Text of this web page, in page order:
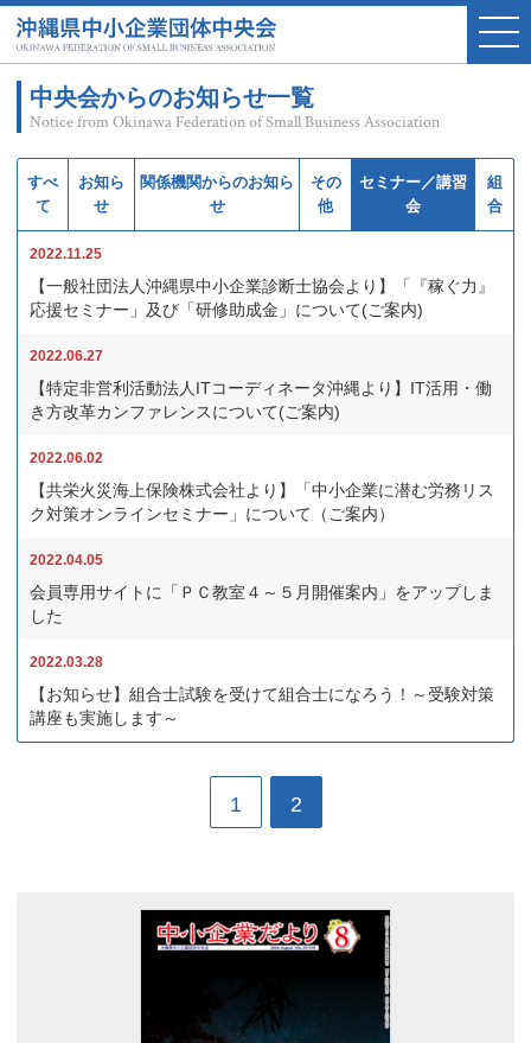
中央会からのお知らせ一覧
Notice from Okinawa Federation of Small Business Association
すべ
て
お知ら
せ
関係機関からのお知ら
せ
その
他
セミナー／講習
会
組
合
2022.11.25
【一般社団法人沖縄県中小企業診断士協会より】「『稼ぐ力』
応援セミナー」及び「研修助成金」について(ご案内)
2022.06.27
【特定非営利活動法人ITコーディネータ沖縄より】IT活用・働
き方改革カンファレンスについて(ご案内)
2022.06.02
【共栄火災海上保険株式会社より】「中小企業に潜む労務リス
ク対策オンラインセミナー」について（ご案内）
2022.04.05
会員専用サイトに「ＰＣ教室４～５月開催案内」をアップしま
した
2022.03.28
【お知らせ】組合士試験を受けて組合士になろう！～受験対策
講座も実施します～
1 2